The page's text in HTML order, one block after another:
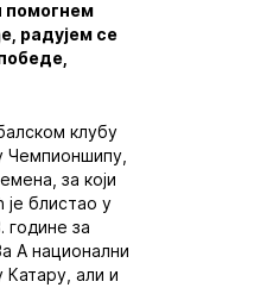
помогнем
радујем се
клубу
Чемпионшипу,
за који
је блистао у
године за
А национални
Катару, али и